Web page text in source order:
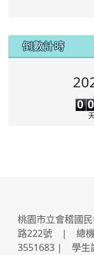
::: 倒數計時
0 0
桃園市立會稽國
路222號 | 總
3551683 | 學生